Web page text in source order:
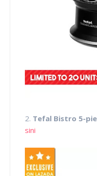
2. Tefal Bistro 5-
sini